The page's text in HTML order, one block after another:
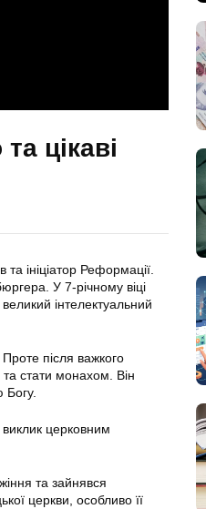
цікаві
та ініціатор Реформації.
У 7-річному віці
інтелектуальний
після важкого
стати монахом. Він
Богу.
церковним
та зайнявся
церкви, особливо її